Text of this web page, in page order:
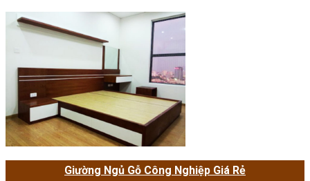
Giường Ngủ Gỗ Công Nghiệp Giá Rẻ